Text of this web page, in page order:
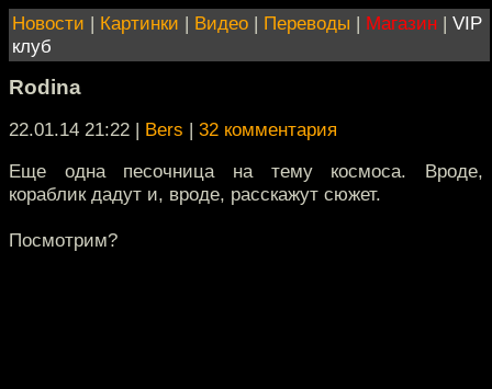
Новости | Картинки | Видео | Переводы | Магазин | VIP
клуб
Rodina
22.01.14 21:22 | Bers | 32 комментария
Еще одна песочница на тему космоса. Вроде,
кораблик дадут и, вроде, расскажут сюжет.
Посмотрим?